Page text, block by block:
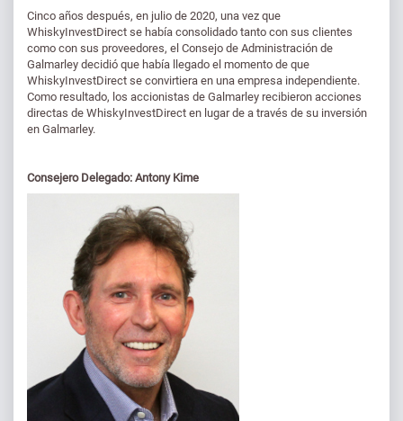
Cinco años después, en julio de 2020, una vez que
WhiskyInvestDirect se había consolidado tanto con sus clientes
como con sus proveedores, el Consejo de Administración de
Galmarley decidió que había llegado el momento de que
WhiskyInvestDirect se convirtiera en una empresa independiente.
Como resultado, los accionistas de Galmarley recibieron acciones
directas de WhiskyInvestDirect en lugar de a través de su inversión
en Galmarley.
Consejero Delegado: Antony Kime